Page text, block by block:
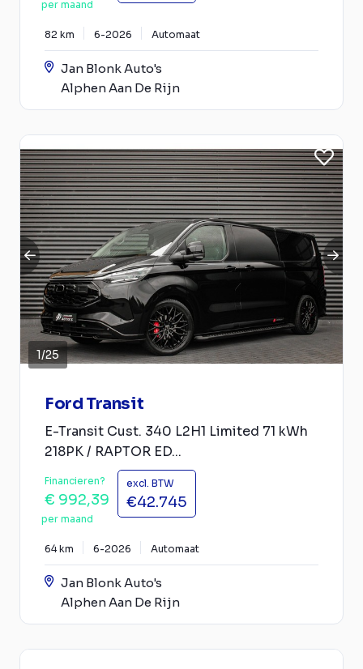
per maand
82 km 6-2026 Automaat
Jan Blonk Auto's
Alphen Aan De Rijn
1/25
Ford Transit
E-Transit Cust. 340 L2H1 Limited 71 kWh
218PK / RAPTOR ED...
Financieren?
€ 992,39
per maand
excl. BTW
€42.745
64 km 6-2026 Automaat
Jan Blonk Auto's
Alphen Aan De Rijn